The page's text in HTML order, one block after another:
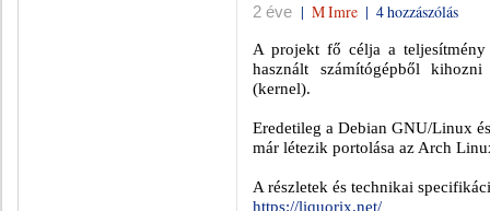
2 éve | M Imre | 4 hozzászólás
A projekt fő célja a teljesítmény
használt számítógépből
(kernel).
Eredetileg a Debian GNU/Linux
már létezik portolása az Arch
A részletek és technikai
https://liquorix.net/